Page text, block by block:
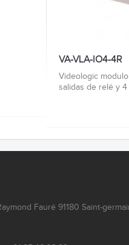
VA-VLA-IO4-4R
Videologic
salidas de relé y 4
Fauré 91180 Saint-